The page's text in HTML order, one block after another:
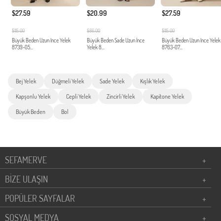
$27.59
$115.00
Büyük Beden Uzun Ince Yelek
8739-05...
$20.99
$86.00
Büyük Beden Sade Uzun İnce
Yelek 8...
$27.59
$115.00
Büyük Beden Uzun Ince Yelek
8763-07...
Bej Yelek Düğmeli Yelek Sade Yelek Kışlık Yelek
Kapşonlu Yelek Cepli Yelek Zincirli Yelek Kapitone Yelek
Büyük Beden Bol
SEFAMERVE
+
BİZE ULAŞIN
+
POPÜLER SAYFALAR
+
SOSYAL MEDYA
+